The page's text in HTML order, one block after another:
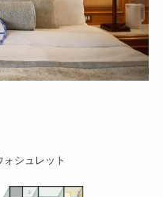
シュレット